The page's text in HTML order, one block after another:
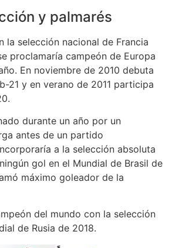
y palmarés
la selección nacional de Francia
proclamaría campeón de Europa
En noviembre de 2010 debuta
21 y en verano de 2011 participa
durante un año por un
antes de un partido
a la selección absoluta
gol en el Mundial de Brasil de
máximo goleador de la
del mundo con la selección
de Rusia de 2018.